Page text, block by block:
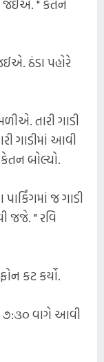
જઈએ. " કેતન
ઠંડા પહોરે
તારી ગાડી
ગાડીમાં આવી
બોલ્યો.
જ ગાડી
જજે. " રવિ
કટ કર્યો.
વાગે આવી